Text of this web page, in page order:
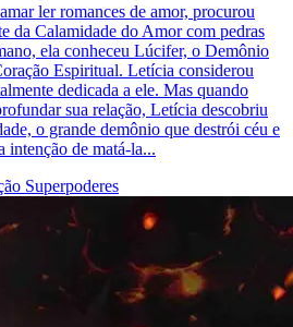
ler romances de amor, procurou
da Calamidade do Amor com pedras
ela conheceu Lúcifer, o Demônio
Espiritual. Letícia considerou
dedicada a ele. Mas quando
sua relação, Letícia descobriu
o grande demônio que destrói céu e
intenção de matá-la...
Superpoderes